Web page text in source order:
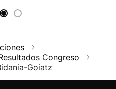
Congreso
Goiatz